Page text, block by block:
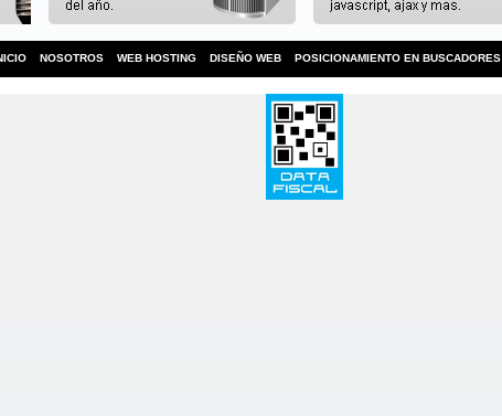
NOSOTROS WEB HOSTING DISEÑO WEB POSICIONAMIENTO EN BUSCADORES